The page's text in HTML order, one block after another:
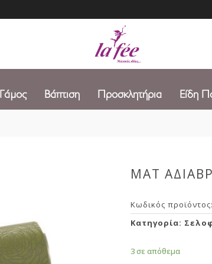
Γάμος Βάπτιση Προσκλητήρια Είδη
ΜΑΤ
Κωδικός προϊόντος:
Κατηγορία:
3 σε απόθεμα